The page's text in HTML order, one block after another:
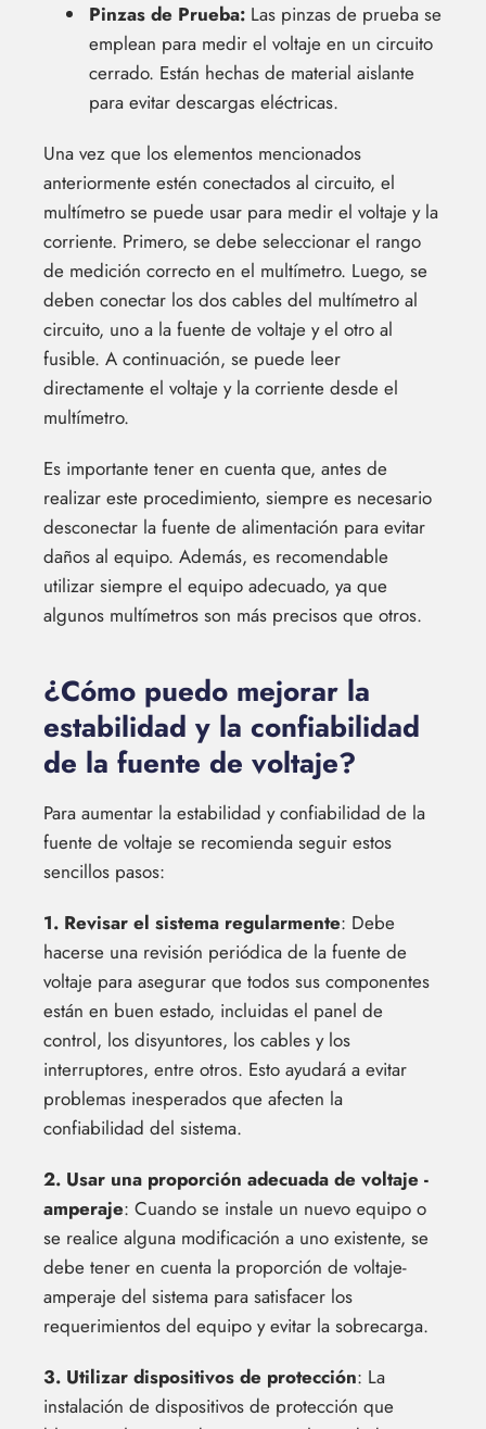
Pinzas de Prueba: Las pinzas de prueba se
emplean para medir el voltaje en un circuito
cerrado. Están hechas de material aislante
para evitar descargas eléctricas.
Una vez que los elementos mencionados
anteriormente estén conectados al circuito, el
multímetro se puede usar para medir el voltaje y la
corriente. Primero, se debe seleccionar el rango
de medición correcto en el multímetro. Luego, se
deben conectar los dos cables del multímetro al
circuito, uno a la fuente de voltaje y el otro al
fusible. A continuación, se puede leer
directamente el voltaje y la corriente desde el
multímetro.
Es importante tener en cuenta que, antes de
realizar este procedimiento, siempre es necesario
desconectar la fuente de alimentación para evitar
daños al equipo. Además, es recomendable
utilizar siempre el equipo adecuado, ya que
algunos multímetros son más precisos que otros.
¿Cómo puedo mejorar la
estabilidad y la confiabilidad
de la fuente de voltaje?
Para aumentar la estabilidad y confiabilidad de la
fuente de voltaje se recomienda seguir estos
sencillos pasos:
1. Revisar el sistema regularmente: Debe
hacerse una revisión periódica de la fuente de
voltaje para asegurar que todos sus componentes
están en buen estado, incluidas el panel de
control, los disyuntores, los cables y los
interruptores, entre otros. Esto ayudará a evitar
problemas inesperados que afecten la
confiabilidad del sistema.
2. Usar una proporción adecuada de voltaje -
amperaje: Cuando se instale un nuevo equipo o
se realice alguna modificación a uno existente, se
debe tener en cuenta la proporción de voltaje-
amperaje del sistema para satisfacer los
requerimientos del equipo y evitar la sobrecarga.
3. Utilizar dispositivos de protección: La
instalación de dispositivos de protección que